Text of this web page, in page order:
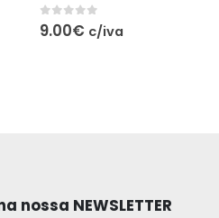
0 out of 5
9.00€ c/iva
nossa NEWSLETTER